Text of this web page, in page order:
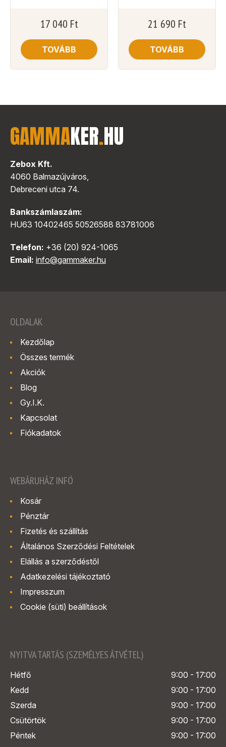
17 040 Ft
TOVÁBB
21 690 Ft
TOVÁBB
GAMMAKER.HU
Zebox Kft.
4060 Balmazújváros,
Debreceni utca 74.
Bankszámlaszám:
HU63 10402465 50526588 83781006
Telefon: +36 (20) 924-1065
Email: info@gammaker.hu
OLDALAK
Kezdőlap
Összes termék
Akciók
Blog
Gy.I.K.
Kapcsolat
Fiókadatok
WEBÁRUHÁZ INFÓ
Kosár
Pénztár
Fizetés és szállítás
Általános Szerződési Feltételek
Elállás a szerződéstől
Adatkezelési tájékoztató
Impresszum
Cookie (süti) beállítások
NYITVA TARTÁS (SZEMÉLYES ÁTVÉTEL)
Hétfő
9:00 - 17:00
Kedd
9:00 - 17:00
Szerda
9:00 - 17:00
Csütörtök
9:00 - 17:00
Péntek
9:00 - 17:00